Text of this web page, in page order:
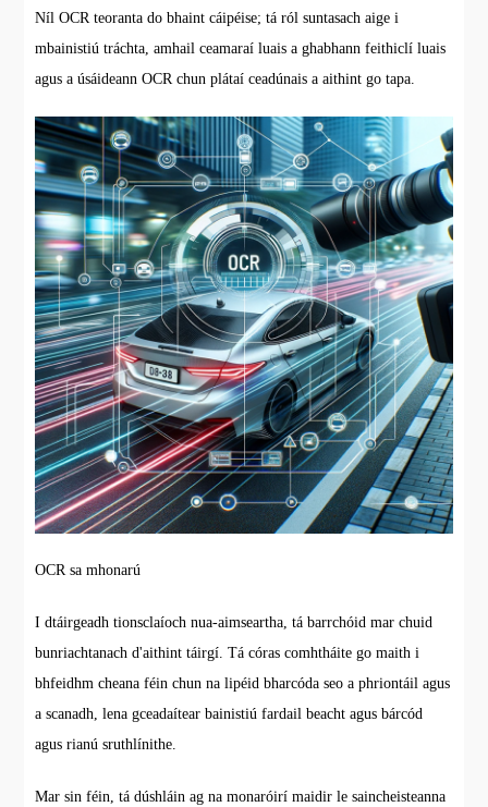
Níl OCR teoranta do bhaint cáipéise; tá ról suntasach aige i
mbainistiú tráchta, amhail ceamaraí luais a ghabhann feithiclí luais
agus a úsáideann OCR chun plátaí ceadúnais a aithint go tapa.
OCR sa mhonarú
I dtáirgeadh tionsclaíoch nua-aimseartha, tá barrchóid mar chuid
bunriachtanach d'aithint táirgí. Tá córas comhtháite go maith i
bhfeidhm cheana féin chun na lipéid bharcóda seo a phriontáil agus
a scanadh, lena gceadaítear bainistiú fardail beacht agus bárcód
agus rianú sruthlínithe.
Mar sin féin, tá dúshláin ag na monaróirí maidir le saincheisteanna